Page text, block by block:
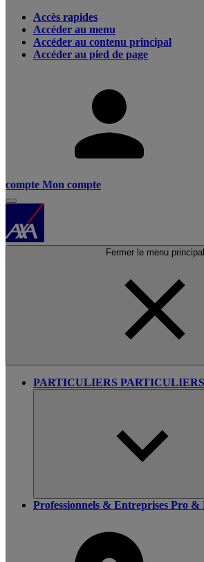
Accès rapides
Accéder au menu
Accéder au contenu principal
Accéder au pied de page
compte Mon compte
Fermer le menu principal
PARTICULIERS PARTICULIERS
Professionnels & Entreprises Pro &